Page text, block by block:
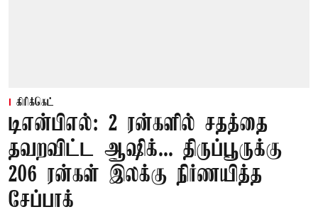
கிரிக்கெட்
டிஎன்பிஎல்: 2 ரன்களில் சதத்தை
தவறவிட்ட ஆஷிக்... திருப்பூருக்கு
206 ரன்கள் இலக்கு நிர்ணயித்த
சேப்பாக்